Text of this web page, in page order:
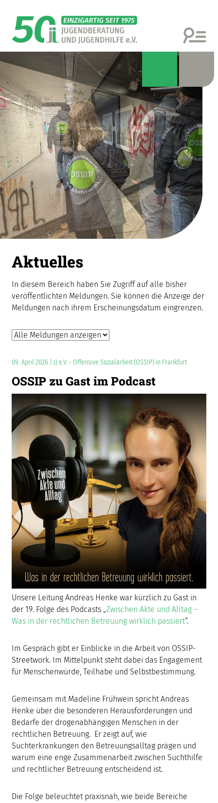
Aktuelles
In diesem Bereich haben Sie Zugriff auf alle bisher
veröffentlichten Meldungen. Sie können die Anzeige der
Meldungen nach ihrem Erscheinungsdatum eingrenzen.
09. April 2026 | JJ e.V. - Offensive Sozialarbeit (OSSIP) in Frankfurt
OSSIP zu Gast im Podcast
Unsere Leitung Andreas Henke war kürzlich zu Gast in
der 19. Folge des Podcasts „Zwischen Akte und Alltag –
Was in der rechtlichen Betreuung wirklich passiert“.
Im Gespräch gibt er Einblicke in die Arbeit von OSSIP-
Streetwork. Im Mittelpunkt steht dabei das Engagement
für Menschenwürde, Teilhabe und Selbstbestimmung.
Gemeinsam mit Madeline Frühwein spricht Andreas
Henke über die besonderen Herausforderungen und
Bedarfe der drogenabhängigen Menschen in der
rechtlichen Betreuung. Er zeigt auf, wie
Suchterkrankungen den Betreuungsalltag prägen und
warum eine enge Zusammenarbeit zwischen Suchthilfe
und rechtlicher Betreuung entscheidend ist.
Die Folge beleuchtet praxisnah, wie beide Bereiche